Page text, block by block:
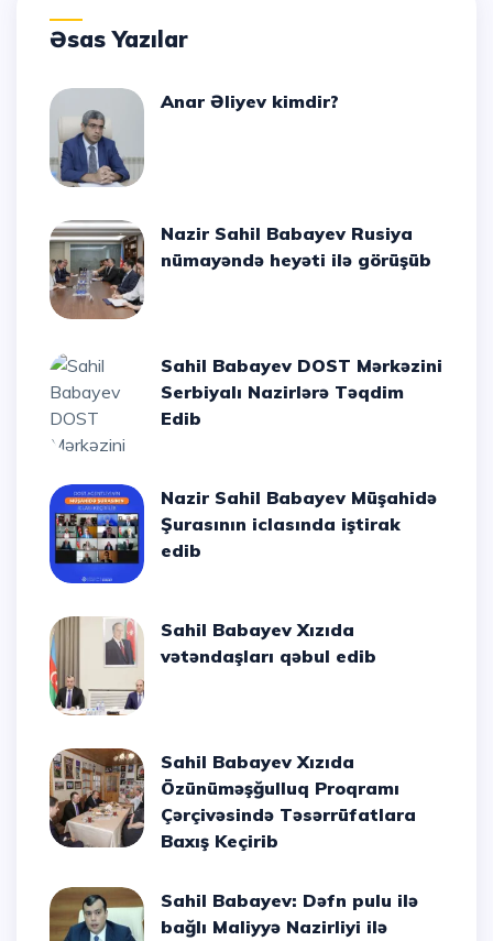
Əsas Yazılar
Anar Əliyev kimdir?
Nazir Sahil Babayev Rusiya
nümayəndə heyəti ilə görüşüb
Sahil Babayev DOST Mərkəzini
Serbiyalı Nazirlərə Təqdim
Edib
Nazir Sahil Babayev Müşahidə
Şurasının iclasında iştirak
edib
Sahil Babayev Xızıda
vətəndaşları qəbul edib
Sahil Babayev Xızıda
Özünüməşğulluq Proqramı
Çərçivəsində Təsərrüfatlara
Baxış Keçirib
Sahil Babayev: Dəfn pulu ilə
bağlı Maliyyə Nazirliyi ilə